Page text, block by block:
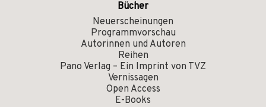
Bücher
Neuerscheinungen
Programmvorschau
Autorinnen und Autoren
Reihen
Pano Verlag – Ein Imprint von TVZ
Vernissagen
Open Access
E-Books